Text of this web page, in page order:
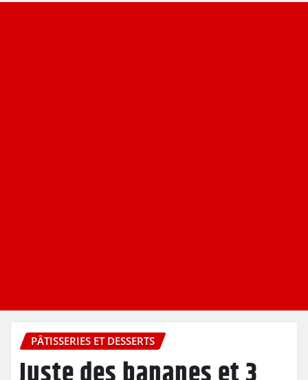
PÂTISSERIES ET DESSERTS